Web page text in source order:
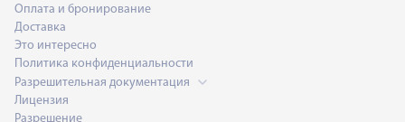
Оплата и бронирование
Доставка
Это интересно
Политика конфиденциальности
Разрешительная документация
Лицензия
Разрешение